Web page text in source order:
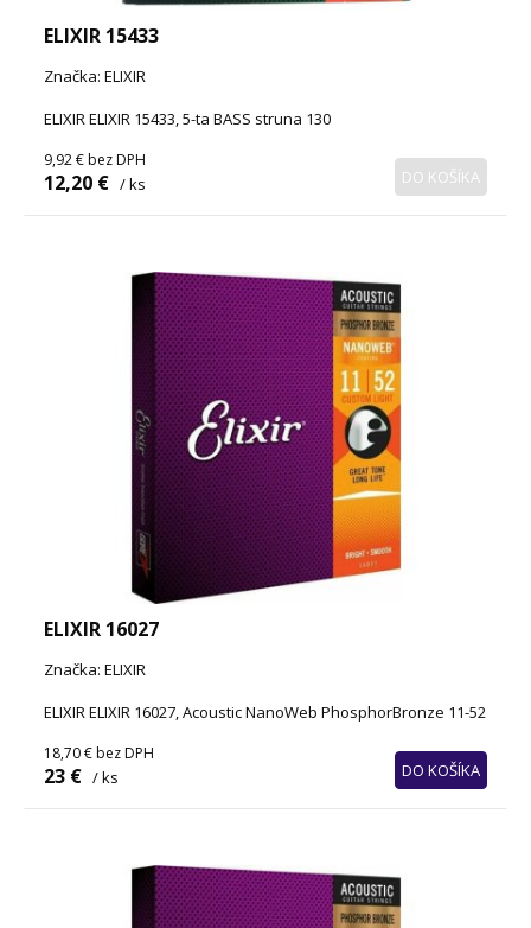
ELIXIR 15433
Značka: ELIXIR
ELIXIR ELIXIR 15433, 5-ta BASS struna 130
9,92 € bez DPH
12,20 € / ks DO KOŠÍKA
ELIXIR 16027
Značka: ELIXIR
ELIXIR ELIXIR 16027, Acoustic NanoWeb PhosphorBronze 11-52
18,70 € bez DPH
23 € / ks DO KOŠÍKA